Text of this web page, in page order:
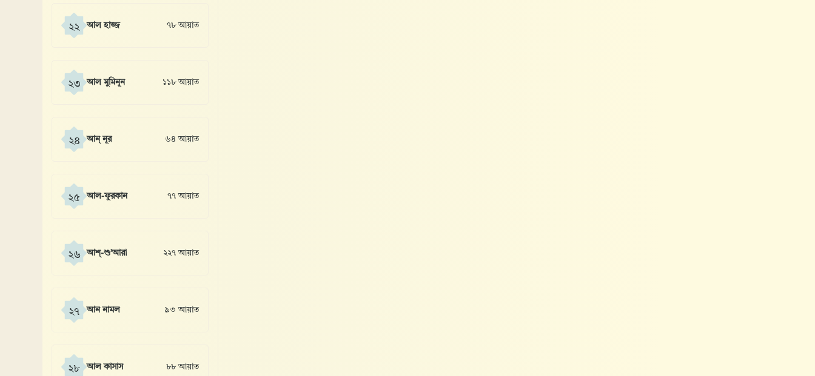
২২ আল হাজ্জ ৭৮ আয়াত
২৩ আল মুমিনূন ১১৮ আয়াত
২৪ আন্ নূর ৬৪ আয়াত
২৫ আল-ফুরকান ৭৭ আয়াত
২৬ আশ্-শু’আরা ২২৭ আয়াত
২৭ আন নামল ৯৩ আয়াত
২৮ আল কাসাস ৮৮ আয়াত